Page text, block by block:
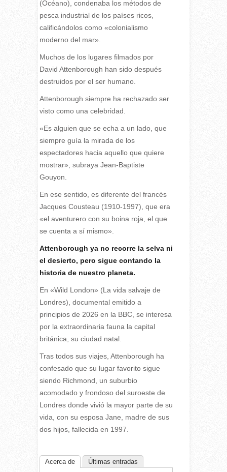
(Océano), condenaba los métodos de
pesca industrial de los países ricos,
calificándolos como «colonialismo
moderno del mar».
Muchos de los lugares filmados por
David Attenborough han sido después
destruidos por el ser humano.
Attenborough siempre ha rechazado ser
visto como una celebridad.
«Es alguien que se echa a un lado, que
siempre guía la mirada de los
espectadores hacia aquello que quiere
mostrar», subraya Jean-Baptiste
Gouyon.
En ese sentido, es diferente del francés
Jacques Cousteau (1910-1997), que era
«el aventurero con su boina roja, el que
se cuenta a sí mismo».
Attenborough ya no recorre la selva ni
el desierto, pero sigue contando la
historia de nuestro planeta.
En «Wild London» (La vida salvaje de
Londres), documental emitido a
principios de 2026 en la BBC, se interesa
por la extraordinaria fauna la capital
británica, su ciudad natal.
Tras todos sus viajes, Attenborough ha
confesado que su lugar favorito sigue
siendo Richmond, un suburbio
acomodado y frondoso del suroeste de
Londres donde vivió la mayor parte de su
vida, con su esposa Jane, madre de sus
dos hijos, fallecida en 1997.
Acerca de Últimas entradas